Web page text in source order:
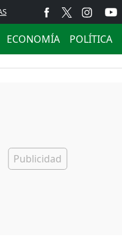
ECONOMÍA POLÍTICA